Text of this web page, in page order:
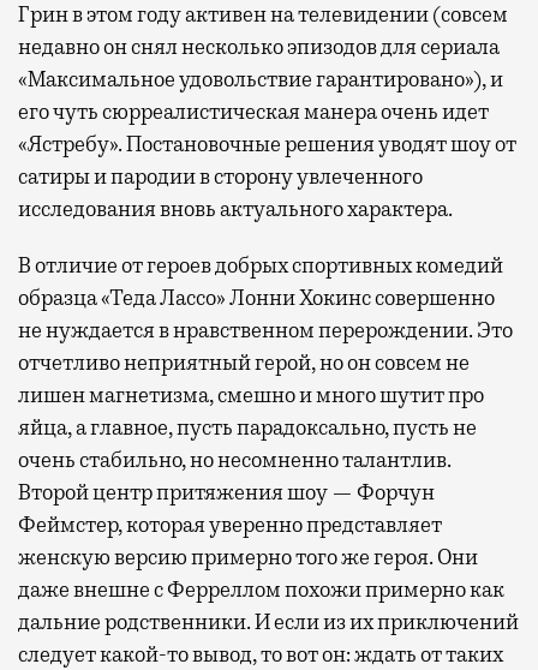
Грин в этом году активен на телевидении (совсем
недавно он снял несколько эпизодов для сериала
«Максимальное удовольствие гарантировано»), и
его чуть сюрреалистическая манера очень идет
«Ястребу». Постановочные решения уводят шоу от
сатиры и пародии в сторону увлеченного
исследования вновь актуального характера.
В отличие от героев добрых спортивных комедий
образца «Теда Лассо» Лонни Хокинс совершенно
не нуждается в нравственном перерождении. Это
отчетливо неприятный герой, но он совсем не
лишен магнетизма, смешно и много шутит про
яйца, а главное, пусть парадоксально, пусть не
очень стабильно, но несомненно талантлив.
Второй центр притяжения шоу — Форчун
Феймстер, которая уверенно представляет
женскую версию примерно того же героя. Они
даже внешне с Ферреллом похожи примерно как
дальние родственники. И если из их приключений
следует какой-то вывод, то вот он: ждать от таких